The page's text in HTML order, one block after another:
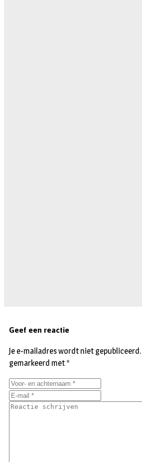
Geef een reactie
Je e-mailadres wordt niet gepubliceerd.
gemarkeerd met *